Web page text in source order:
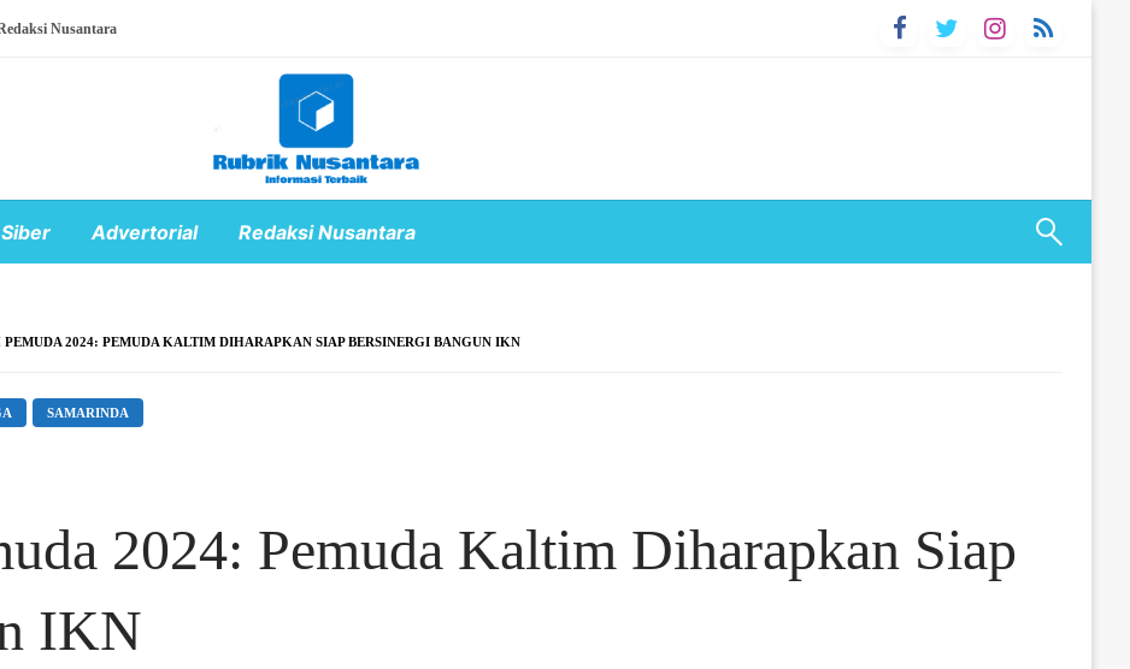
Nusantara
Advertorial Redaksi Nusantara
PEMUDA 2024: PEMUDA KALTIM DIHARAPKAN SIAP BERSINERGI BANGUN IKN
SAMARINDA
2024: Pemuda Kaltim Diharapkan Siap
IKN